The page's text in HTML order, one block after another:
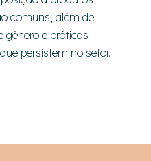
comuns, além de
gênero e práticas
persistem no setor.